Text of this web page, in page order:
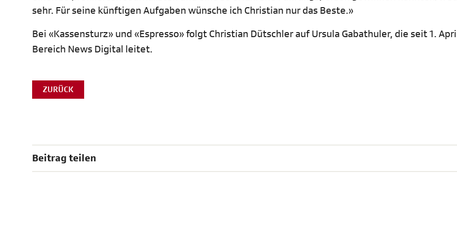
sehr. Für seine künftigen Aufgaben wünsche ich Christian nur das Beste.»
Bei «Kassensturz» und «Espresso» folgt Christian Dütschler auf Ursula Gabathuler, die seit 1.
Bereich News Digital leitet.
ZURÜCK
Beitrag teilen